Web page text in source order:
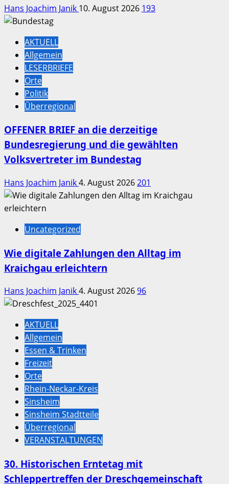
Hans Joachim Janik 10. August 2026 193
AKTUELL
Allgemein
LESERBRIEFE
Orte
Politik
Überregional
OFFENER BRIEF an die derzeitige
Bundesregierung und die gewählten
Volksvertreter im Bundestag
Hans Joachim Janik4. August 2026201
Uncategorized
Wie digitale Zahlungen den Alltag im
Kraichgau erleichtern
Hans Joachim Janik4. August 202696
AKTUELL
Allgemein
Essen & Trinken
Freizeit
Orte
Rhein-Neckar-Kreis
Sinsheim
Sinsheim Stadtteile
Überregional
VERANSTALTUNGEN
30. Historischen Erntetag mit
Schleppertreffen der Dreschgemeinschaft